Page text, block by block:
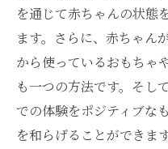
を通じて赤ちゃんの状態
ます。さらに、赤ちゃん
から使っているおもちゃ
も一つの方法です。そし
での体験をポジティブな
を和らげることができま